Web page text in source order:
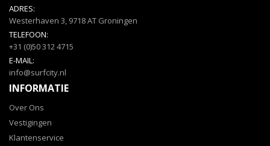
ADRES:
Westerhaven 3, 9718 AT Groningen
TELEFOON:
+31 (0)50 312 4715
E-MAIL:
info@surfcity.nl
INFORMATIE
Over Ons
Vestigingen
Klantenservice